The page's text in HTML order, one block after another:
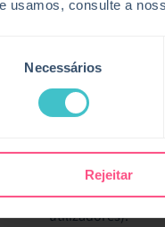
usamos, consulte a
Necessários
Rejeitar
padrões e pontos
acompanhar
Análise da Causa
as equipas de IT a
Alertas e
tomar medidas
utilizadores terem
utilizadores).